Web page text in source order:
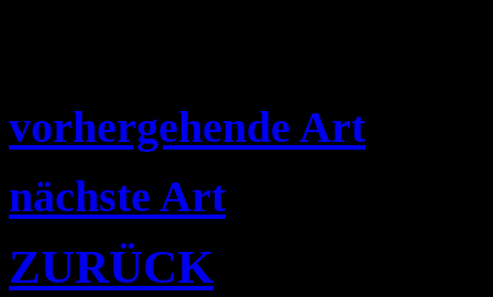
vorhergehende Art
nächste Art
ZURÜCK